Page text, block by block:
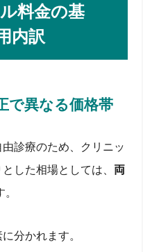
料金の基
内訳
で異なる価格帯
診療のため、クリニッ
した相場としては、 両
分かれます。